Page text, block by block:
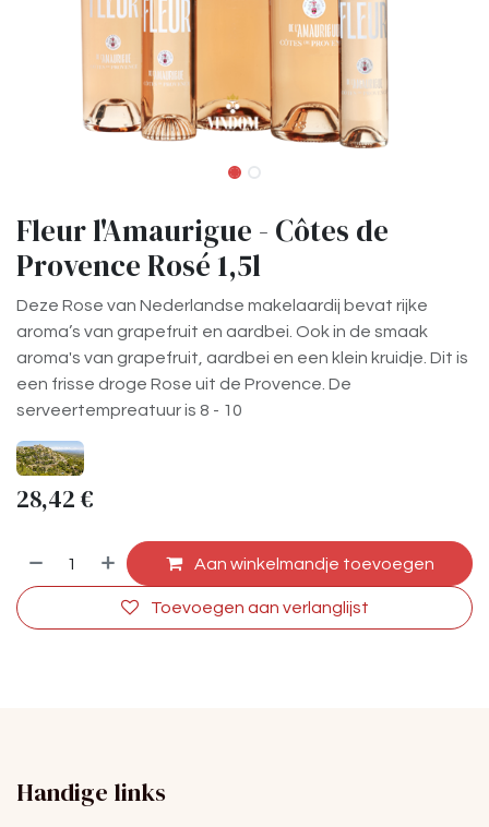
Fleur l'Amaurigue - Côtes de
Provence Rosé 1,5l
Deze Rose van Nederlandse makelaardij bevat rijke
aroma’s van grapefruit en aardbei. Ook in de smaak
aroma's van grapefruit, aardbei en een klein kruidje. Dit is
een frisse droge Rose uit de Provence. De
serveertempreatuur is 8 - 10
28,42 €
Aan winkelmandje toevoegen
Toevoegen aan verlanglijst
Handige links